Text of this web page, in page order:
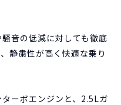
音の低減に対しても徹底
静粛性が高く快適な乗り
ーボエンジンと、2.5Lガ